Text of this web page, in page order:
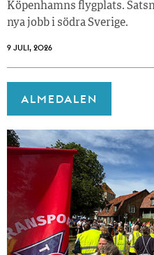
Köpenhamns flygplats.
nya jobb i södra Sverige.
9 JULI, 2026
ALMEDALEN